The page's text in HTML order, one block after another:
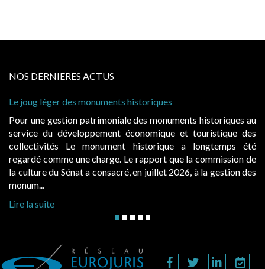
NOS DERNIERES ACTUS
monuments historiques au
et touristique des
a longtemps été
que la commission de
juillet 2026, à la gestion des
Cabines de plage : le juge admet
Evocatrices des bains de mer,
également un beau sujet
public, elles donnent lieu au
d’occupation. Saisies par des